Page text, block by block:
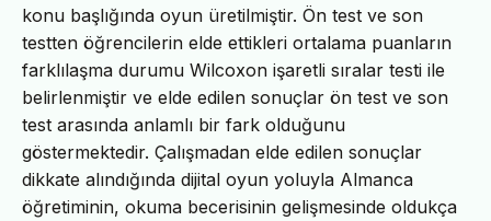
konu başlığında oyun üretilmiştir. Ön test ve son
testten öğrencilerin elde ettikleri ortalama puanların
farklılaşma durumu Wilcoxon işaretli sıralar testi ile
belirlenmiştir ve elde edilen sonuçlar ön test ve son
test arasında anlamlı bir fark olduğunu
göstermektedir. Çalışmadan elde edilen sonuçlar
dikkate alındığında dijital oyun yoluyla Almanca
öğretiminin, okuma becerisinin gelişmesinde oldukça